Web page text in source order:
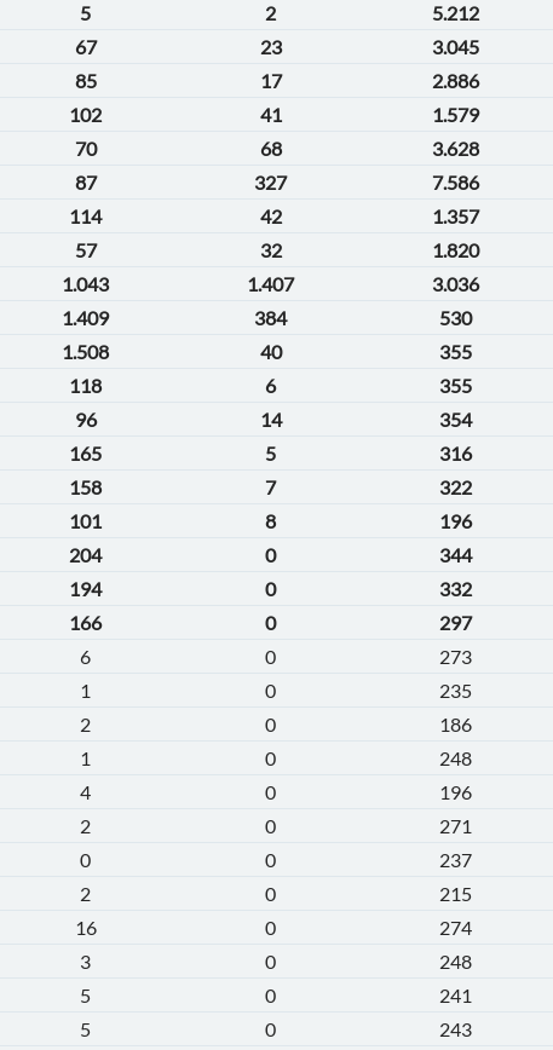
5 2 5.212
67 23 3.045
85 17 2.886
102 41 1.579
70 68 3.628
87 327 7.586
114 42 1.357
57 32 1.820
1.043 1.407 3.036
1.409 384 530
1.508 40 355
118 6 355
96 14 354
165 5 316
158 7 322
101 8 196
204 0 344
194 0 332
166 0 297
6 0 273
1 0 235
2 0 186
1 0 248
4 0 196
2 0 271
0 0 237
2 0 215
16 0 274
3 0 248
5 0 241
5 0 243